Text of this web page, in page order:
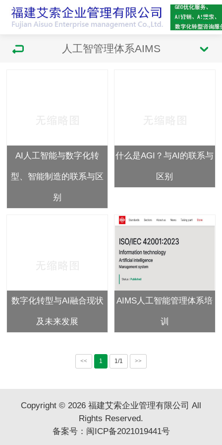
人工智管理体系AIMS
AI人工智能与数字化转
型、智能制造的联系与区
别
什么是AGI？与AI的联系与
区别
数字化转型与AI融合现状
及未来发展
AIMS人工智能管理体系培
训
<< 1 1/1 >>
Copyright © 2026 福建艾索企业管理有限公司 All
Rights Reserved.
备案号： 闽ICP备2021019441号